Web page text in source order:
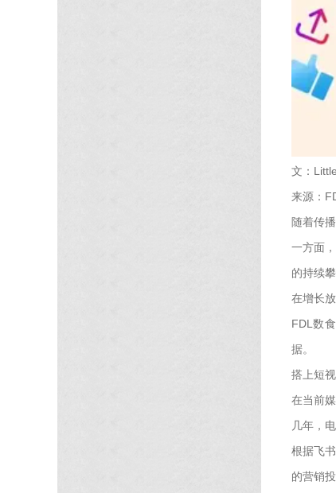
文：
来源：
随着传
一方面
的持续
在增长
FDL数
据。
搭上短
在当前
几年，
根据飞
的营销